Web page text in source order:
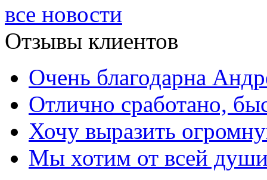
все новости
Отзывы клиентов
Очень благодарна
Отлично сработано,
Хочу выразить
Мы хотим от всей души